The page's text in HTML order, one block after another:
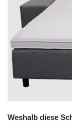
Weshalb diese